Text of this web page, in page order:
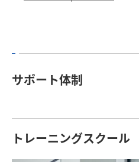
サポート体制
トレーニングスクール